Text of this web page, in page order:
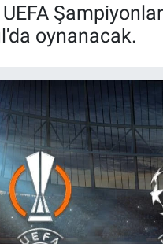
oynanacak.